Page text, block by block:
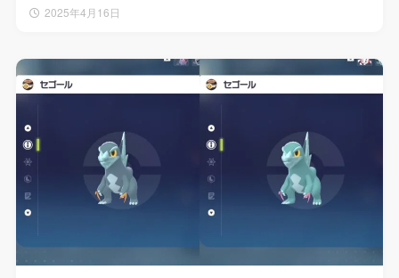
2025年4月16日